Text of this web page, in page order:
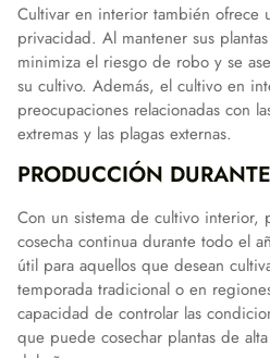
Cultivar en interior también ofrece
privacidad. Al mantener sus
minimiza el riesgo de robo y se
su cultivo. Además, el cultivo en
preocupaciones relacionadas con
extremas y las plagas externas.
PRODUCCIÓN
Con un sistema de cultivo interior,
cosecha continua durante todo el
útil para aquellos que desean
temporada tradicional o en
capacidad de controlar las
que puede cosechar plantas de